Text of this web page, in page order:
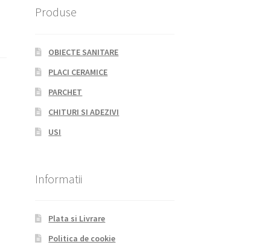
Produse
OBIECTE SANITARE
PLACI CERAMICE
PARCHET
CHITURI SI ADEZIVI
USI
Informatii
Plata si Livrare
Politica de cookie